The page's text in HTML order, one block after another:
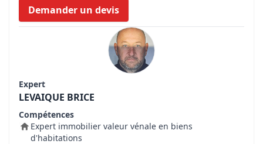
Demander un devis
Expert
LEVAIQUE BRICE
Compétences
Expert immobilier valeur vénale en biens
d'habitations